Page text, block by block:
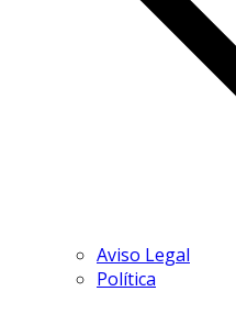
Aviso Legal
Política